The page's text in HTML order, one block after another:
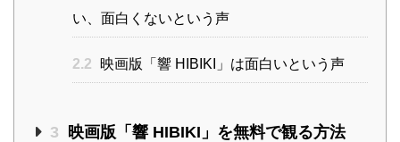
い、面白くないという声
2.2 映画版「響 HIBIKI」は面白いという声
3 映画版「響 HIBIKI」を無料で観る方法